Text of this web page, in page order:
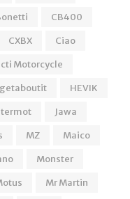
CB400
CXBX
Ciao
Motorcycle
HEVIK
Jawa
MZ
Maico
Monster
Mr Martin